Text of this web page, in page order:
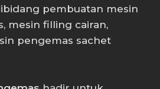
pembuatan mesin
mesin filling cairan,
pengemas sachet